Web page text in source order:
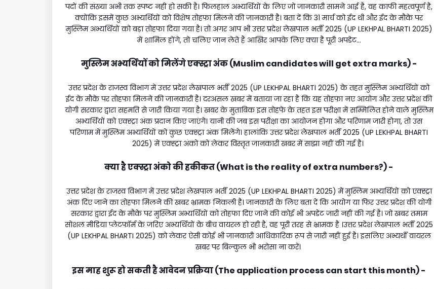
पदों की संख्या अभी तक स्पष्ट नहीं हो सकी है। फिलहाल अभ्यर्थियों के लिए जो जानकारी सामने आई है, वह काफी महत्वपूर्ण है,
क्योंकि इसमें कुछ अभ्यर्थियों को विशेष तोहफा मिलने की जानकारी है। बता दें कि 31 मार्च को ईद थी और ईद के मौके पर
मुस्लिम अभ्यर्थियों को बड़ा तोहफा दिया गया है। तो अगर आप भी उत्तर प्रदेश लेखपाल भर्ती 2025 (UP LEKHPAL BHARTI 2025)
में शामिल होंगे, तो चलिए जान लेते हैं आखिर आपके लिए क्या है पूरी अपडेट...
मुस्लिम अभ्यर्थियों को मिलेंगे एक्स्ट्रा अंक (Muslim candidates will get extra marks) -
उत्तर प्रदेश के राजस्व विभाग में उत्तर प्रदेश लेखपाल भर्ती 2025 (UP LEKHPAL BHARTI 2025) के तहत मुस्लिम अभ्यर्थियों को
ईद के मौके पर तोहफा मिलने की जानकारी है। दरअसल खबर में बताया जा रहा है कि यह तोहफा नए आयोग और उत्तर प्रदेश की
योगी सरकार द्वारा सहमति से जारी किया गया है। खबर के मुताबिक इस तोहफे के तहत इस परीक्षा में सम्मिलित होने वाले मुस्लिम
अभ्यर्थियों को एक्स्ट्रा अंक प्रदान किए जाएंगे। यानी की जब इस परीक्षा का आयोजन होगा और परिणाम जारी होगा, तो उस
परिणाम में मुस्लिम अभ्यर्थियों को कुछ एक्स्ट्रा अंक मिलेंगे। हालांकि उत्तर प्रदेश लेखपाल भर्ती 2025 (UP LEKHPAL BHARTI
2025) में एक्स्ट्रा अंको को लेकर विस्तृत जानकारी खबर में साझा नहीं की गई है।
क्या है एक्स्ट्रा अंको की हकीकत (What is the reality of extra numbers?) -
उत्तर प्रदेश के राजस्व विभाग में उत्तर प्रदेश लेखपाल भर्ती 2025 (UP LEKHPAL BHARTI 2025) में मुस्लिम अभ्यर्थियों को एक्स्ट्रा
अंक दिए जाने का तोहफा मिलने की खबर भ्रामक निकली है। जानकारी के लिए बता दें कि आयोग या फिर उत्तर प्रदेश की योगी
सरकार द्वारा ईद के मौके पर मुस्लिम अभ्यर्थियों को तोहफा दिए जाने की कोई भी अपडेट जारी नहीं की गई है। जो खबर तमाम
सोशल मीडिया प्लेटफॉर्म के जरिए अभ्यर्थियों के बीच वायरल हो रही है, वह पूरी तरह से भ्रामक है ।उत्तर प्रदेश लेखपाल भर्ती 2025
(UP LEKHPAL BHARTI 2025) को लेकर ऐसी कोई भी जानकारी आधिकारिक रूप से जारी नहीं हुई है। इसलिए अभ्यर्थी वायरल
खबर पर बिल्कुल भी भरोसा ना करें।
इस माह शुरू हो सकती है आवेदन प्रक्रिया (The application process can start this month) -